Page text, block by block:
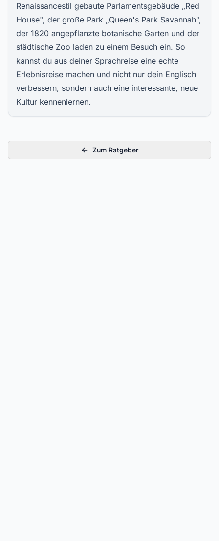
Renaissancestil gebaute Parlamentsgebäude „Red
House", der große Park „Queen's Park Savannah",
der 1820 angepflanzte botanische Garten und der
städtische Zoo laden zu einem Besuch ein. So
kannst du aus deiner Sprachreise eine echte
Erlebnisreise machen und nicht nur dein Englisch
verbessern, sondern auch eine interessante, neue
Kultur kennenlernen.
Zum Ratgeber